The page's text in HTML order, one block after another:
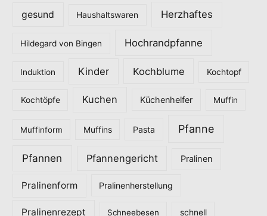
gesund Haushaltswaren Herzhaftes
Hildegard von Bingen Hochrandpfanne
Induktion Kinder Kochblume Kochtopf
Kochtöpfe Kuchen Küchenhelfer Muffin
Muffinform Muffins Pasta Pfanne
Pfannen Pfannengericht Pralinen
Pralinenform Pralinenherstellung
Pralinenrezept Schneebesen schnell